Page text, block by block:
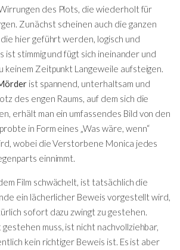
des Plots, die wiederholt für
Zunächst scheinen auch die ganzen
hier geführt werden, logisch und
ist stimmig und fügt sich ineinander und
keinem Zeitpunkt Langeweile aufsteigen.
ist spannend, unterhaltsam und
des engen Raums, auf dem sich die
erhält man ein umfassendes Bild von den
in Form eines „Was wäre, wenn“
wobei die Verstorbene Monica jedes
einnimmt.
Film schwächelt, ist tatsächlich die
ein lächerlicher Beweis vorgestellt wird,
sofort dazu zwingt zu gestehen.
muss, ist nicht nachvollziehbar,
kein richtiger Beweis ist. Es ist aber